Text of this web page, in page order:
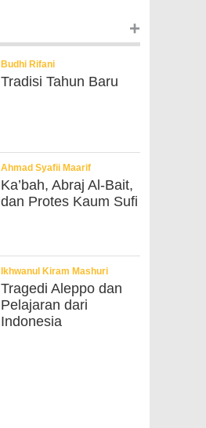
+
Budhi Rifani
Tradisi Tahun Baru
Ahmad Syafii Maarif
Ka’bah, Abraj Al-Bait,
dan Protes Kaum Sufi
Ikhwanul Kiram Mashuri
Tragedi Aleppo dan
Pelajaran dari
Indonesia